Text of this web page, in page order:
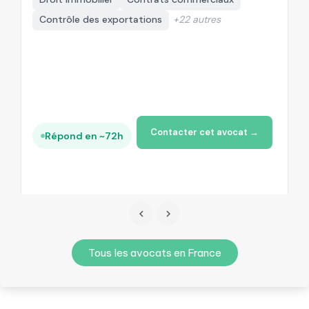
Contrôle des exportations
+22 autres
Répond en ~72h Contacter cet avocat →
Tous les avocats en France